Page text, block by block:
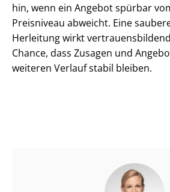
hin, wenn ein Angebot spürbar
Preisniveau abweicht. Eine
Herleitung wirkt
Chance, dass Zusagen und
weiteren Verlauf stabil bleiben.